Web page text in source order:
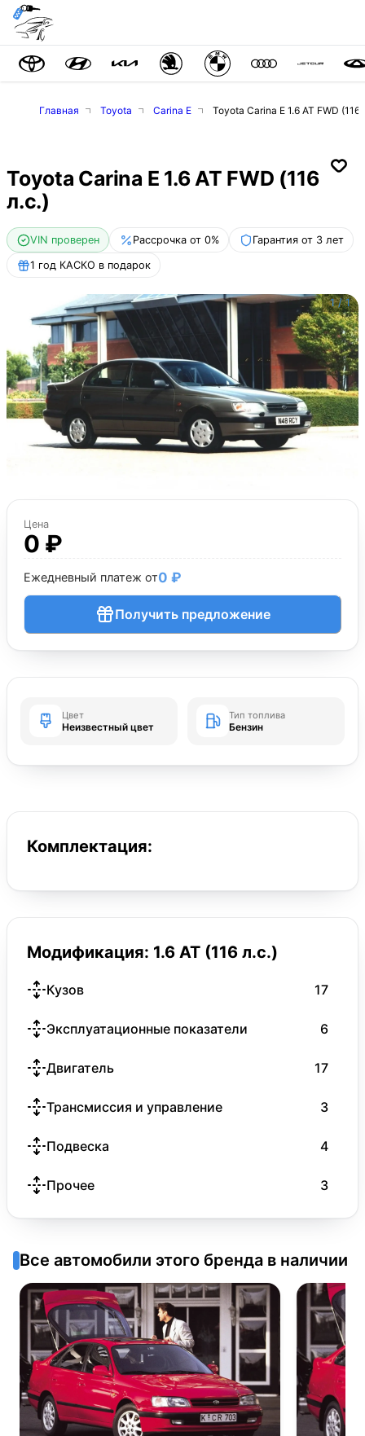
Главная Toyota Carina E Toyota Carina E 1.6 AT FWD (116
Toyota Carina E 1.6 AT FWD (116
л.с.)
VIN проверен Рассрочка от 0% Гарантия от 3 лет
1 год КАСКО в подарок
1 /1
Цена
0 ₽
Ежедневный платеж от0 ₽
Получить предложение
Цвет
Неизвестный цвет
Тип топлива
Бензин
Комплектация:
Модификация: 1.6 AT (116 л.с.)
Кузов 17
Эксплуатационные показатели 6
Двигатель 17
Трансмиссия и управление 3
Подвеска 4
Прочее 3
Все автомобили этого бренда в наличии